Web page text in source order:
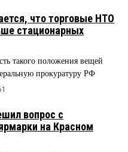
что торговые НТО
стационарных
такого положения вещей
прокуратуру РФ
вопрос с
на Красном